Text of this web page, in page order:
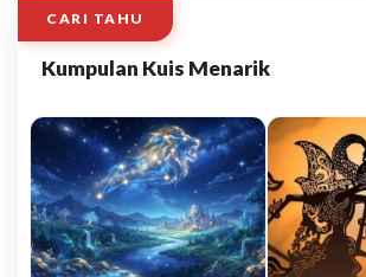
CARI TAHU
Kumpulan Kuis Menarik